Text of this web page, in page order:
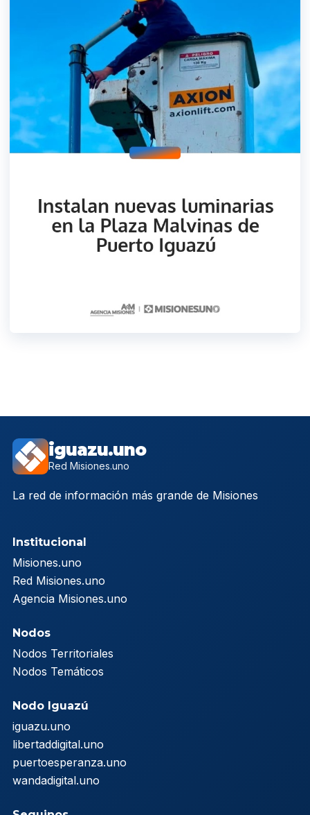
iguazu.uno
Red Misiones.uno
La red de información más grande de Misiones
Institucional
Misiones.uno
Red Misiones.uno
Agencia Misiones.uno
Nodos
Nodos Territoriales
Nodos Temáticos
Nodo Iguazú
iguazu.uno
libertaddigital.uno
puertoesperanza.uno
wandadigital.uno